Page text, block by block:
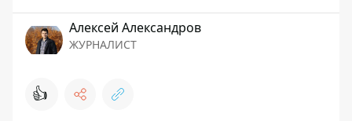
Алексей Александров
ЖУРНАЛИСТ
👍